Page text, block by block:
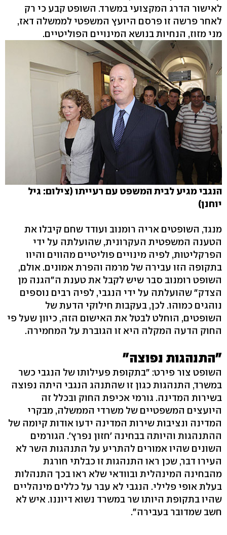
לאישור הדרג המקצועי במשרד. השופט קבע כי רק
לאחר פרשה זו פרסם היועץ המשפטי לממשלה דאז,
מני מזוז, הנחיות בנושא המינויים הפוליטיים.
הנגבי מגיע לבית המשפט עם רעייתו (צילום: גיל
יוחנן)
מנגד, השופטים אריה רומנוב ועודד שחם קיבלו את
הטענה המשפטית העקרונית, שהועלתה על ידי
הפרקליטות, לפיה מינויים פוליטיים מהווים והיוו
בתקופה הזו עבירה של מרמה והפרת אמונים. אולם,
השופט רומנוב סבר שיש לקבל את טענת ה"הגנה מן
הצדק" שהועלתה על ידי הנגבי, לפיה רבים נוספים
נוהגים כמוהו. לכן, בעקבות חילוקי הדעת של
השופטים, הוחלט לבטל את האישום הזה, כיוון שעל פי
החוק הדעה המקלה היא זו הגוברת על המחמירה.
"התנהגות נפוצה"
השופט צור פירט: "בתקופת פעילותו של הנגבי כשר
במשרד, התנהגות כגון זו שהתנהג הנגבי היתה נפוצה
בשירות המדינה. גורמי אכיפת החוק ובכלל זה
היועצים המשפטיים של משרדי הממשלה, מבקרי
המדינה ונציבות שירות המדינה ידעו אודות קיומה של
ההתנהגות והיותה בבחינה 'חזון נפרץ'. הגורמים
השונים שהיו אמורים להתריע על התנהגות השר לא
העירו דבר, שכן ראו התנהגות זו כבלתי חורגת
מהבחינה המינהלית ובוודאי שלא ראו בכך התנהלות
בעלת אופי פלילי. הנגבי לא עבר על כללים מינהליים
שהיו בתקופת היותו שר במשרד נשוא דיוננו. איש לא
חשב שמדובר בעבירה".